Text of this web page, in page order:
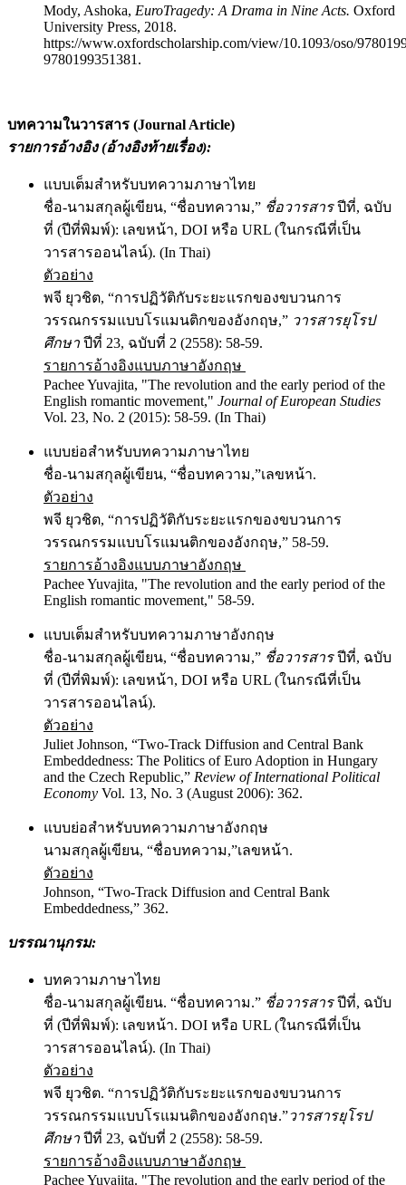
Mody, Ashoka, EuroTragedy: A Drama in Nine Acts. Oxford
University Press, 2018.
https://www.oxfordscholarship.com/view/10.1093/oso/
9780199351381.
บทความในวารสาร (Journal Article)
รายการอ้างอิง (อ้างอิงท้ายเรื่อง):
แบบเต็มสำหรับบทความภาษาไทย
ชื่อ-นามสกุลผู้เขียน, “ชื่อบทความ,” ชื่อวารสารปีที่, ฉบับ
ที่ (ปีที่พิมพ์): เลขหน้า, DOI หรือ URL (ในกรณีที่เป็น
วารสารออนไลน์). (In Thai)
ตัวอย่าง
พจี ยุวชิต, “การปฏิวัติกับระยะแรกของขบวนการ
วรรณกรรมแบบโรแมนติกของอังกฤษ,” วารสารยุโรป
ศึกษา ปีที่ 23, ฉบับที่ 2 (2558): 58-59.
รายการอ้างอิงแบบภาษาอังกฤษ
Pachee Yuvajita, "The revolution and the early period of the
English romantic movement," Journal of European Studies
Vol. 23, No. 2 (2015): 58-59. (In Thai)
แบบย่อสำหรับบทความภาษาไทย
ชื่อ-นามสกุลผู้เขียน, “ชื่อบทความ,”เลขหน้า.
ตัวอย่าง
พจี ยุวชิต, “การปฏิวัติกับระยะแรกของขบวนการ
วรรณกรรมแบบโรแมนติกของอังกฤษ,” 58-59.
รายการอ้างอิงแบบภาษาอังกฤษ
Pachee Yuvajita, "The revolution and the early period of the
English romantic movement," 58-59.
แบบเต็มสำหรับบทความภาษาอังกฤษ
ชื่อ-นามสกุลผู้เขียน, “ชื่อบทความ,” ชื่อวารสารปีที่, ฉบับ
ที่ (ปีที่พิมพ์): เลขหน้า, DOI หรือ URL (ในกรณีที่เป็น
วารสารออนไลน์).
ตัวอย่าง
Juliet Johnson, “Two-Track Diffusion and Central Bank
Embeddedness: The Politics of Euro Adoption in Hungary
and the Czech Republic,” Review of International Political
Economy Vol. 13, No. 3 (August 2006): 362.
แบบย่อสำหรับบทความภาษาอังกฤษ
นามสกุลผู้เขียน, “ชื่อบทความ,”เลขหน้า.
ตัวอย่าง
Johnson, “Two-Track Diffusion and Central Bank
Embeddedness,” 362.
บรรณานุกรม:
บทความภาษาไทย
ชื่อ-นามสกุลผู้เขียน. “ชื่อบทความ.” ชื่อวารสารปีที่, ฉบับ
ที่ (ปีที่พิมพ์): เลขหน้า. DOI หรือ URL (ในกรณีที่เป็น
วารสารออนไลน์). (In Thai)
ตัวอย่าง
พจี ยุวชิต. “การปฏิวัติกับระยะแรกของขบวนการ
วรรณกรรมแบบโรแมนติกของอังกฤษ.”วารสารยุโรป
ศึกษา ปีที่ 23, ฉบับที่ 2 (2558): 58-59.
รายการอ้างอิงแบบภาษาอังกฤษ
Pachee Yuvajita. "The revolution and the early period of the